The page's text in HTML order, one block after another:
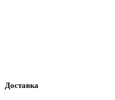
Доставка